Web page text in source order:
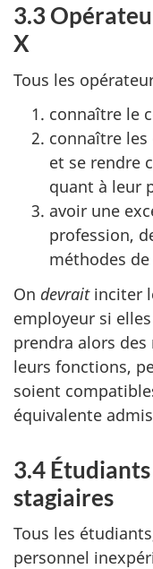
3.3
X
Tous les
connaître le
connaître les
et se rendre
quant à leur
avoir une
profession,
méthodes
On devraitinciter
employeur si
prendra alors
leurs fonctions,
soient
équivalente
3.4
stagiaires
Tous les
personnel